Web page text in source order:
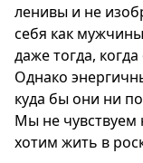
ленивы и не
себя как
даже тогда,
Однако
куда бы они ни
Мы не чувствуем
хотим жить в